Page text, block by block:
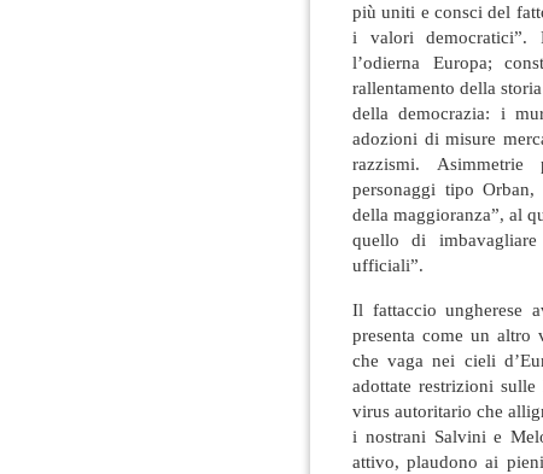
più uniti e consci del
i valori democratici”.
l’odierna Europa;
rallentamento della
della democrazia: i
adozioni di misure
razzismi.
personaggi tipo Orban,
della maggioranza”, al
quello di
ufficiali”.
Il fattaccio ungherese
presenta come un altro
che vaga nei cieli
adottate restrizioni
virus autoritario che
i nostrani Salvini e
attivo, plaudono ai